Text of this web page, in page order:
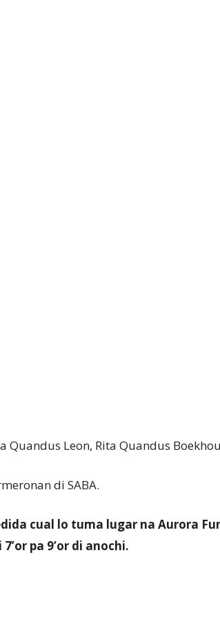
Quandus Leon, Rita Quandus
di SABA.
cual lo tuma lugar na Aurora
pa 9’or di anochi.